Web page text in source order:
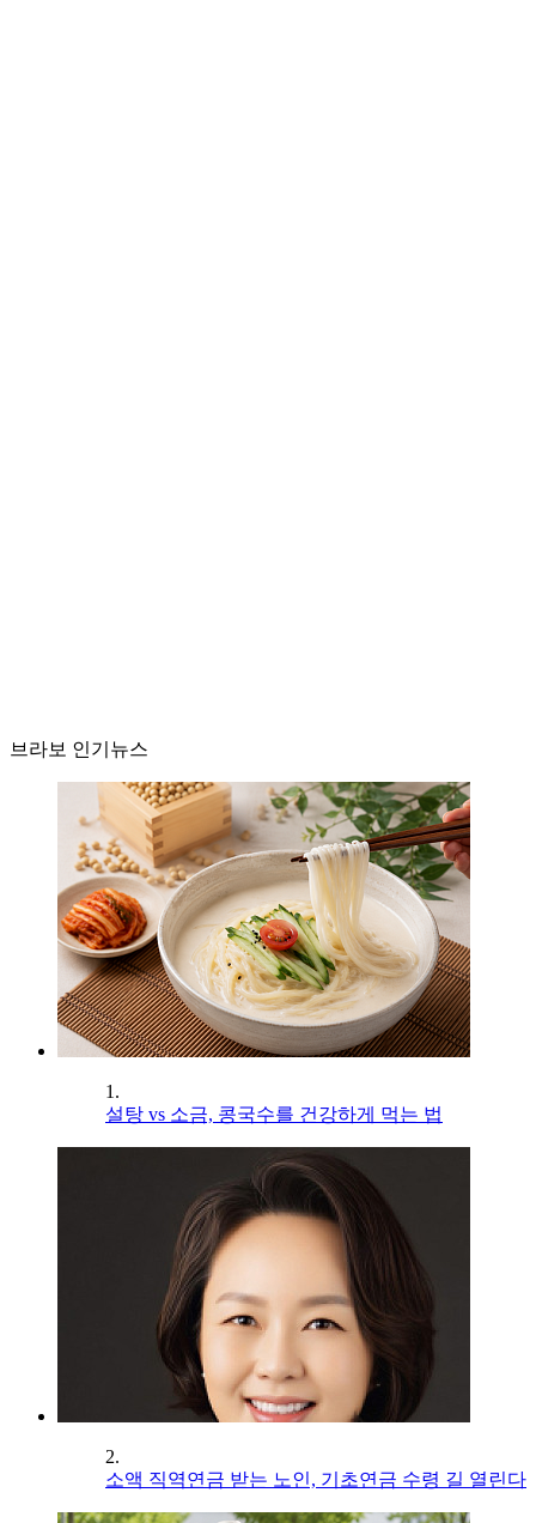
브라보 인기뉴스
1.
설탕 vs 소금, 콩국수를 건강하게 먹는 법
2.
소액 직역연금 받는 노인, 기초연금 수령 길 열린다